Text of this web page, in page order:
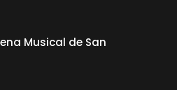
Musical de San